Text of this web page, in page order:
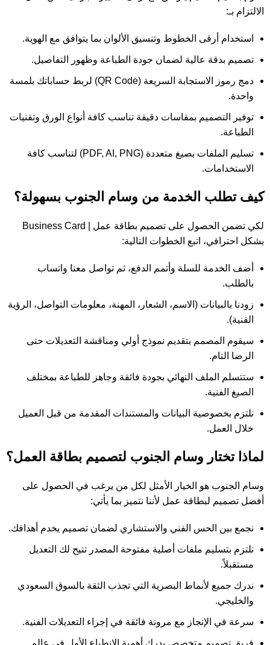
الالتزام بـ:
استخدام أرقى الخطوط وتنسيق الألوان بما يتوافق مع الهوية.
تصميم بدقة عالية لضمان جودة الطباعة وظهور التفاصيل.
دمج رموز الاستجابة السريعة (QR Code) لربط حساباتك بلمسة
واحدة.
توفير التصميم بمقاسات دقيقة تناسب كافة أنواع الورق وتقنيات
الطباعة.
تسليم الملفات بصيغ متعددة (PDF, AI, PNG) لتناسب كافة
الاستخدامات.
كيف تطلب الخدمة من وسام الجنوب بسهولة؟
لكي تضمن الحصول على تصميم بطاقة عمل | Business Card
بشكل احترافي، اتبع الخطوات التالية:
أضف الخدمة للسلة وأتمم الدفع، ثم تواصل معنا واتساب
بالطلب.
زودنا بالبيانات (الاسم، الشعار، المهنة، معلومات التواصل، الرؤية
الفنية).
سيقوم المصمم بتقديم نموذج أولي ومناقشة التعديلات حتى
الرضا التام.
ستتسلم الملف النهائي بجودة فائقة وجاهز للطباعة بمختلف
الصيغ الفنية.
نلتزم بخصوصية البيانات والمستندات المقدمة من قبل العميل
خلال العمل.
لماذا تختار وسام الجنوب لتصميم بطاقة العمل؟
وسام الجنوب هو الخيار الأمثل لكل من يرغب في الحصول على
أفضل تصميم لبطاقة عمل لأننا نتميز بما يأتي:
نجمع بين الحس الفني والاستشاري لضمان تصميم يخدم أهدافك.
نلتزم بتسليم ملفات أصلية مفتوحة المصدر تتيح لك التعديل
مستقبلاً.
ندرك جميع لأنماط البصرية التي تجذب الثقة بالسوق السعودي
والخليجي.
سرعة في الإنجاز مع مرونة فائقة في إجراء التعديلات الفنية.
فريق تصميم متخصص يدرك أهمية الانطباع الأول في عالم